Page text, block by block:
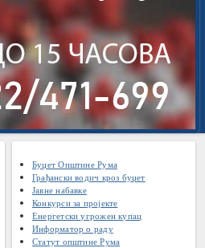
Буџет Општине Рума
Грађански водич кроз буџет
Јавне набавке
Конкурси за пројекте
Енергетски угрожен купац
Информатор о раду
Статут општине Рума